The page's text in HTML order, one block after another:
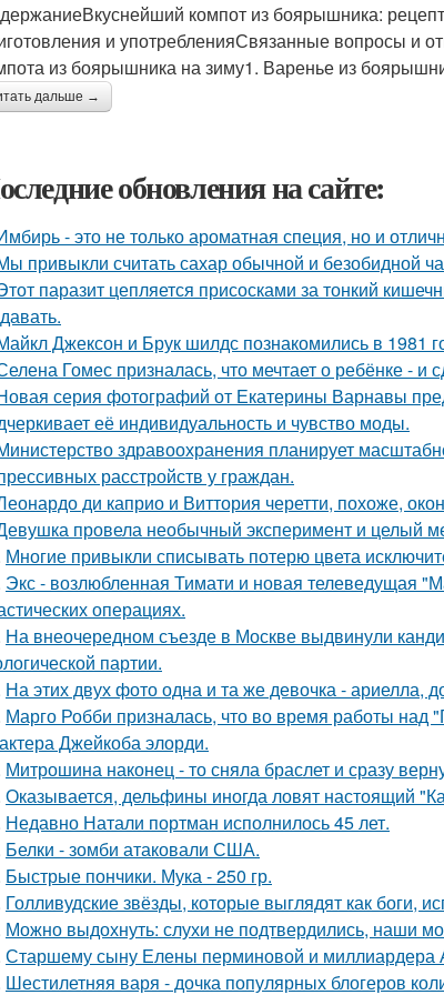
компот из боярышника:
и употребленияСвязанные вопросы и
из боярышника на зиму1. Варенье из
дальше →
обновления на сайте:
- это не только ароматная специя, но и
привыкли считать сахар обычной и безобидной
паразит цепляется присосками за тонкий
Джексон и Брук шилдс познакомились в 1981
Гомес призналась, что мечтает о ребёнке - и
серия фотографий от Екатерины Варнавы
её индивидуальность и чувство моды.
здравоохранения планирует
расстройств у граждан.
ди каприо и Виттория черетти, похоже,
провела необычный эксперимент и целый
Многие привыкли списывать потерю цвета
Экс - возлюбленная Тимати и новая телеведущая
операциях.
На внеочередном съезде в Москве выдвинули
партии.
На этих двух фото одна и та же девочка - ариелла,
Марго Робби призналась, что во время работы
Джейкоба элорди.
Митрошина наконец - то сняла браслет и сразу
Оказывается, дельфины иногда ловят настоящий
Недавно Натали портман исполнилось 45 лет.
Белки - зомби атаковали США.
Быстрые пончики. Мука - 250 гр.
Голливудские звёзды, которые выглядят как боги,
Можно выдохнуть: слухи не подтвердились, наши
Старшему сыну Елены перминовой и миллиардера
Шестилетняя варя - дочка популярных блогеров